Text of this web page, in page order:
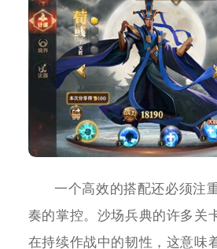
一个高效的搭配还必须注
奏的掌控。沙场兵典的许多关
在持续作战中的韧性，这意味